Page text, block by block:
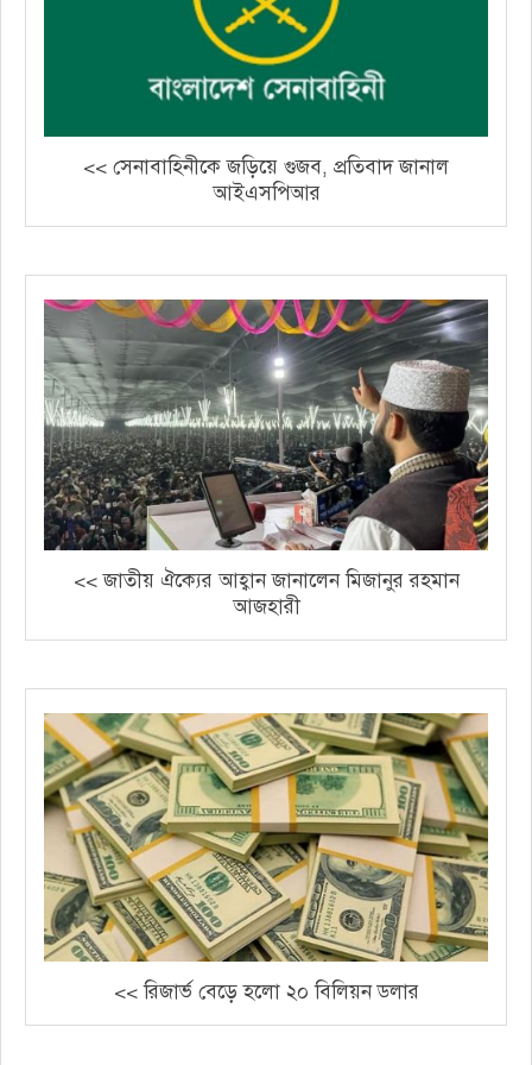
<< সেনাবাহিনীকে জড়িয়ে গুজব, প্রতিবাদ জানাল
আইএসপিআর
<< জাতীয় ঐক্যের আহ্বান জানালেন মিজানুর রহমান
আজহারী
<< রিজার্ভ বেড়ে হলো ২০ বিলিয়ন ডলার